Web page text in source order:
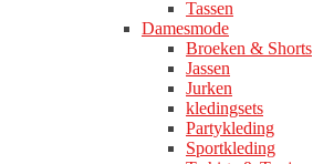
Tassen
Damesmode
Broeken & Shorts
Jassen
Jurken
kledingsets
Partykleding
Sportkleding